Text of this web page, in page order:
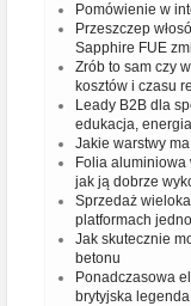
Pomówienie w
Przeszczep
Sapphire FUE
Zrób to sam czy
kosztów i czasu
Leady B2B dla
edukacja,
Jakie warstwy
Folia aluminiowa
jak ją dobrze
Sprzedaż
platformach
Jak skutecznie
betonu
Ponadczasowa
brytyjska